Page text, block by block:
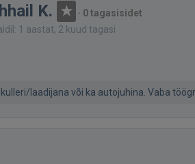
K. · 0 tagasisidet
1 aastat, 2 kuud tagasi
laadijana või ka autojuhina. Vaba